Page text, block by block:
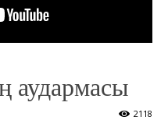
аудармасы
2118